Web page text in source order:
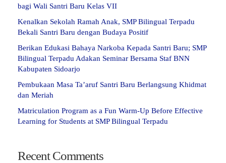
bagi Wali Santri Baru Kelas VII
Kenalkan Sekolah Ramah Anak, SMP Bilingual Terpadu
Bekali Santri Baru dengan Budaya Positif
Berikan Edukasi Bahaya Narkoba Kepada Santri Baru; SMP
Bilingual Terpadu Adakan Seminar Bersama Staf BNN
Kabupaten Sidoarjo
Pembukaan Masa Ta’aruf Santri Baru Berlangsung Khidmat
dan Meriah
Matriculation Program as a Fun Warm-Up Before Effective
Learning for Students at SMP Bilingual Terpadu
Recent Comments